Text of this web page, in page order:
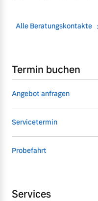
Alle Beratungskontakte
Termin buchen
Angebot anfragen
Servicetermin
Probefahrt
Services